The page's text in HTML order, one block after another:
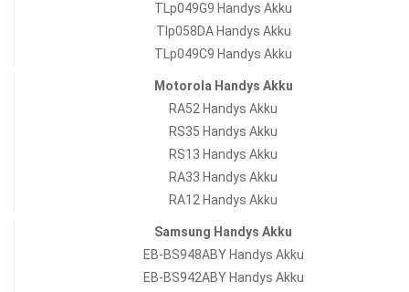
TLp049G9 Handys Akku
Tlp058DA Handys Akku
TLp049C9 Handys Akku
Motorola Handys Akku
RA52 Handys Akku
RS35 Handys Akku
RS13 Handys Akku
RA33 Handys Akku
RA12 Handys Akku
Samsung Handys Akku
EB-BS948ABY Handys Akku
EB-BS942ABY Handys Akku